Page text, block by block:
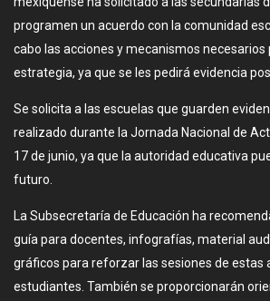
programen un acuerdo con la comunidad
cabo las acciones y mecanismos necesarios
estrategia, ya que se les pedirá evidencia
Se solicita a las escuelas que guarden
realizado durante la Jornada Nacional de
17 de junio, ya que la autoridad educativa
futuro.
La Subsecretaría de Educación ha
guía para docentes, infografías, material
gráficos para reforzar las sesiones de estas
estudiantes. También se proporcionarán